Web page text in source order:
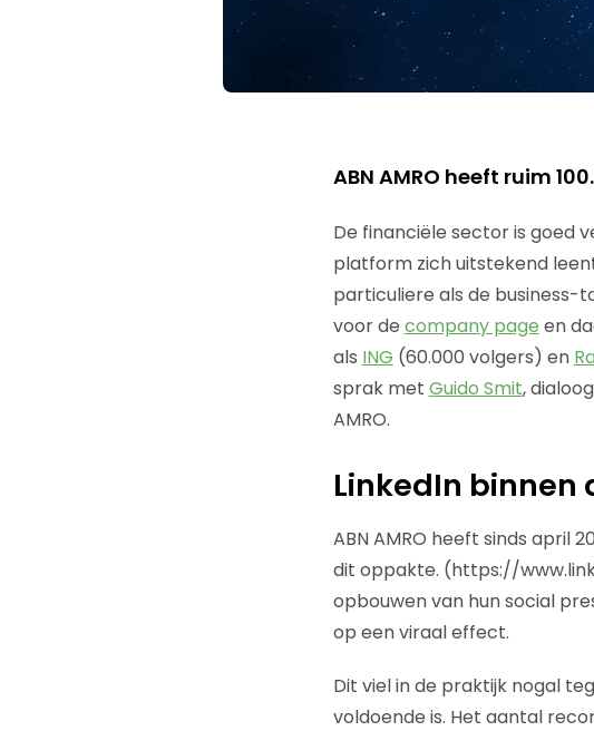
ABN AMRO heeft ruim
De financiële sector is goed
platform zich uitstekend
particuliere als de business-
voor de company page en
als ING (60.000 volgers) en
sprak met Guido Smit,
AMRO.
LinkedIn binnen
ABN AMRO heeft sinds april
dit oppakte. (https://
opbouwen van hun social
op een viraal effect.
Dit viel in de praktijk nogal
voldoende is. Het aantal